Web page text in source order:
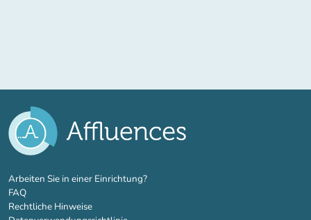
Arbeiten Sie in einer Einrichtung?(new tab)
FAQ
Rechtliche Hinweise